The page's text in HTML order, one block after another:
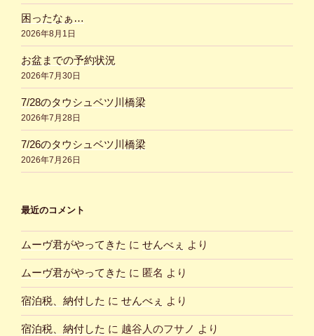
困ったなぁ…
2026年8月1日
お盆までの予約状況
2026年7月30日
7/28のタウシュベツ川橋梁
2026年7月28日
7/26のタウシュベツ川橋梁
2026年7月26日
最近のコメント
ムーヴ君がやってきた に せんべぇ より
ムーヴ君がやってきた に 匿名 より
宿泊税、納付した に せんべぇ より
宿泊税、納付した に 越谷人のフサノ より